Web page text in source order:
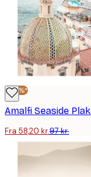
-40%*
Amalfi Seaside
Fra 58,20 kr.97 kr.